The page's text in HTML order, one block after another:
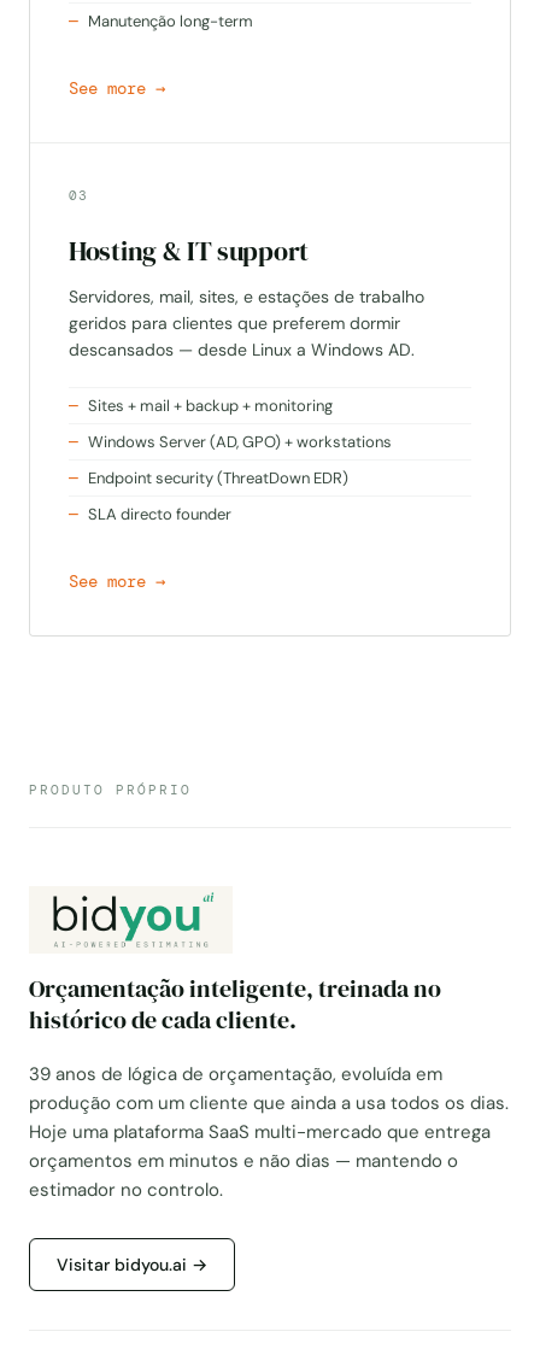
Manutenção long-term
03
Hosting & IT support
Servidores, mail, sites, e estações de trabalho
geridos para clientes que preferem dormir
descansados — desde Linux a Windows AD.
Sites + mail + backup + monitoring
Windows Server (AD, GPO) + workstations
Endpoint security (ThreatDown EDR)
SLA directo founder
PRODUTO PRÓPRIO
Orçamentação inteligente, treinada no
histórico de cada cliente.
39 anos de lógica de orçamentação, evoluída em
produção com um cliente que ainda a usa todos os dias.
Hoje uma plataforma SaaS multi-mercado que entrega
orçamentos em minutos e não dias — mantendo o
estimador no controlo.
Visitar bidyou.ai →